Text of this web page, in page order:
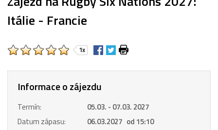
Itálie - Francie
1x
Informace o zájezdu
Termín:
05.03. - 07.03. 2027
Datum zápasu:
06.03.2027 od 15:10